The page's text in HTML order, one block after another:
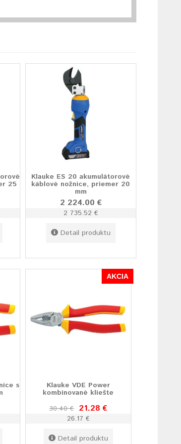
25
Klauke ES 20 akumulátorové
káblové nožnice, priemer 20
mm
2 224.00 €
2 735.52 €
Detail produktu
s
AKCIA
Klauke VDE Power
kombinované kliešte
30.40 € 21.28 €
26.17 €
Detail produktu